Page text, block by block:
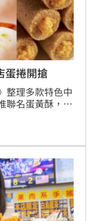
蛋捲開搶
整理多款特色中
聯名蛋黃酥，貓
，深夜裡的法
ButterSays、
。上海鄉村更顛
。